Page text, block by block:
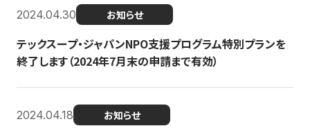
2024.04.30 お知らせ
テックスープ・ジャパンNPO支援プログラム特別プランを
終了します（2024年7月末の申請まで有効）
2024.04.18 お知らせ